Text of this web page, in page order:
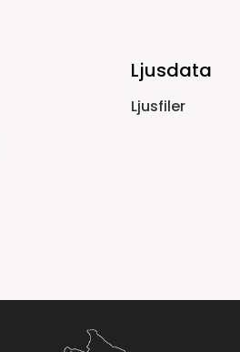
Ljusdata
Ljusfiler